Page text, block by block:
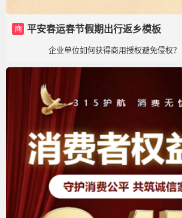
商 平安春运春节假期出行返乡模板
企业单位如何获得商用授权避免侵权？